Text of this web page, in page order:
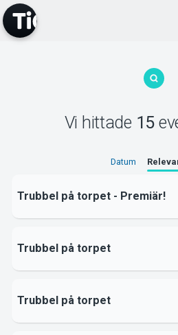
Vi hittade 15
Datum
Trubbel på torpet - Premiär!
Trubbel på torpet
Trubbel på torpet